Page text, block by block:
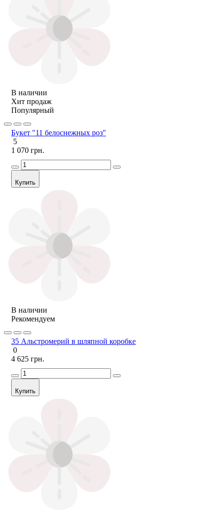
В наличии
Хит продаж
Популярный
Букет "11 белоснежных роз"
5
1 070 грн.
Купить
В наличии
Рекомендуем
35 Альстромерий в шляпной коробке
0
4 625 грн.
Купить